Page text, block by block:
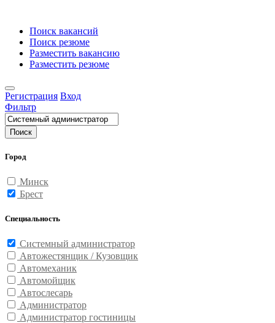
Поиск вакансий
Поиск резюме
Разместить вакансию
Разместить резюме
Регистрация Вход
Фильтр
Поиск
Город
Минск
Брест
Специальность
Системный администратор
Автожестянщик / Кузовщик
Автомеханик
Автомойщик
Автослесарь
Администратор
Администратор гостиницы